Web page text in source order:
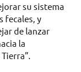
su sistema
fecales, y
de lanzar
la